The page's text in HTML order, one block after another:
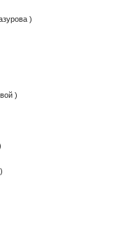
)
)